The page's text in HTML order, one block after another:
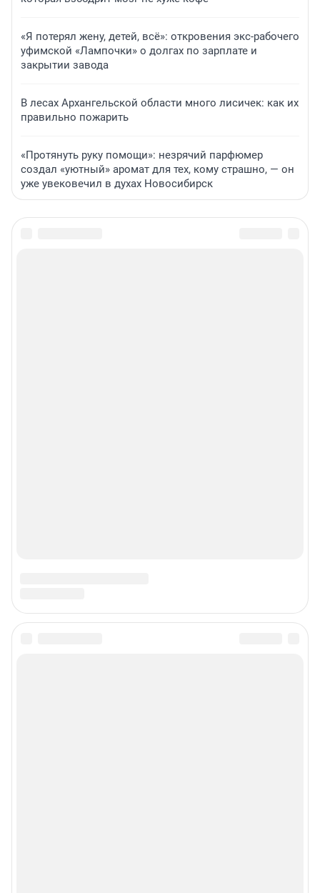
«Я потерял жену, детей, всё»: откровения экс-рабочего
уфимской «Лампочки» о долгах по зарплате и
закрытии завода
В лесах Архангельской области много лисичек: как их
правильно пожарить
«Протянуть руку помощи»: незрячий парфюмер
создал «уютный» аромат для тех, кому страшно, — он
уже увековечил в духах Новосибирск